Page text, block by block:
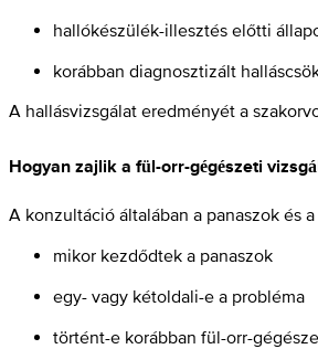
hallókészülék-illesztés előtti
korábban diagnosztizált
A hallásvizsgálat eredményét a
Hogyan zajlik a fül-orr-gégészeti
A konzultáció általában a panaszok és
mikor kezdődtek a panaszok
egy- vagy kétoldali-e a probléma
történt-e korábban fül-orr-